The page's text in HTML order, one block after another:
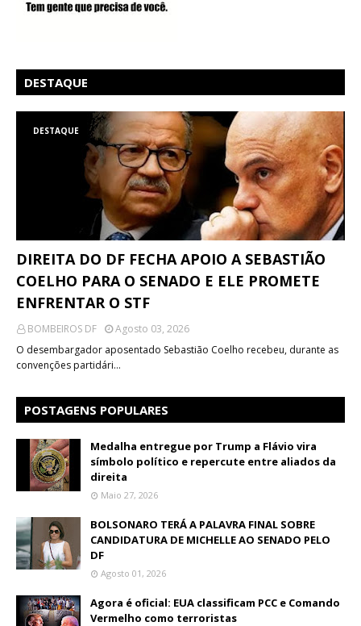
DESTAQUE
DESTAQUE
DIREITA DO DF FECHA APOIO A SEBASTIÃO
COELHO PARA O SENADO E ELE PROMETE
ENFRENTAR O STF
BOMBEIROS DF
Agosto 03, 2026
O desembargador aposentado Sebastião Coelho recebeu, durante as
convenções partidári…
POSTAGENS POPULARES
Medalha entregue por Trump a Flávio vira
símbolo político e repercute entre aliados da
direita
Maio 27, 2026
BOLSONARO TERÁ A PALAVRA FINAL SOBRE
CANDIDATURA DE MICHELLE AO SENADO PELO
DF
Agosto 01, 2026
Agora é oficial: EUA classificam PCC e Comando
Vermelho como terroristas